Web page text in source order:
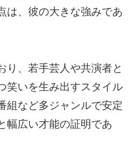
は、彼の大きな強みであ
り、若手芸人や共演者と
笑いを生み出すスタイル
組など多ジャンルで安定
幅広い才能の証明であ